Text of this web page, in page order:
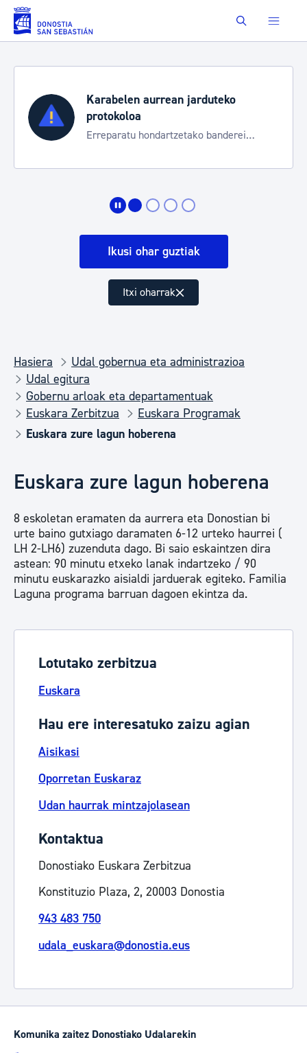
Eduki nagusira joan Buscar
Karabelen aurrean jarduteko
protokoloa
Erreparatu hondartzetako banderei
Ikusi ohar guztiak
Itxi oharrak
Hasiera
Udal gobernua eta administrazioa
Udal egitura
Gobernu arloak eta departamentuak
Euskara Zerbitzua
Euskara Programak
Euskara zure lagun hoberena
Euskara zure lagun hoberena
8 eskoletan eramaten da aurrera eta Donostian bi
urte baino gutxiago daramaten 6-12 urteko haurrei (
LH 2-LH6) zuzenduta dago. Bi saio eskaintzen dira
astean: 90 minutu etxeko lanak indartzeko / 90
minutu euskarazko aisialdi jarduerak egiteko. Familia
Laguna programa barruan dagoen ekintza da.
Lotutako zerbitzua
Euskara
Hau ere interesatuko zaizu agian
Aisikasi
Oporretan Euskaraz
Udan haurrak mintzajolasean
Kontaktua
Donostiako Euskara Zerbitzua
Konstituzio Plaza, 2, 20003 Donostia
943 483 750
udala_euskara@donostia.eus
Komunika zaitez Donostiako Udalarekin